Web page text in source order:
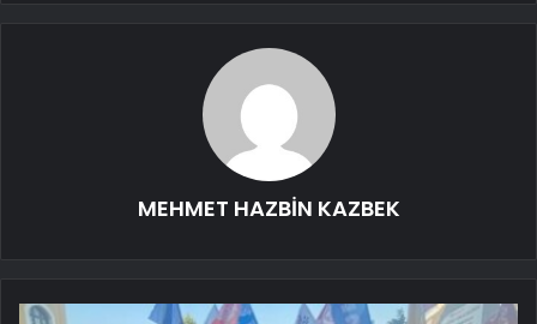
MEHMET HAZBİN KAZBEK